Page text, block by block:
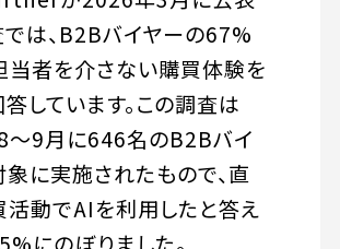
では、B2Bバイヤーの67%
当者を介さない購買体験を
しています。この調査は
9月に646名のB2Bバイ
に実施されたもので、直
動でAIを利用したと答え